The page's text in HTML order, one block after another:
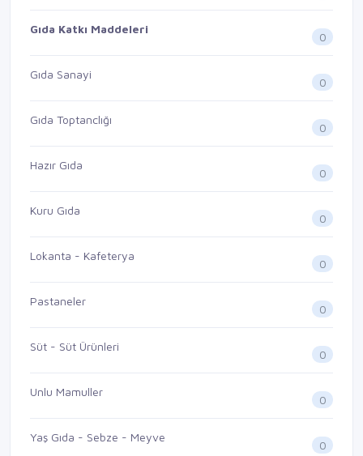
Gıda Katkı Maddeleri
0
Gıda Sanayi
0
Gıda Toptanclığı
0
Hazır Gıda
0
Kuru Gıda
0
Lokanta - Kafeterya
0
Pastaneler
0
Süt - Süt Ürünleri
0
Unlu Mamuller
0
Yaş Gıda - Sebze - Meyve
0